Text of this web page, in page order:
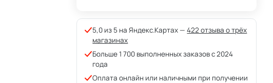
5,0 из 5 на Яндекс.Картах —422 отзыва о трёх
магазинах
Больше 1 700 выполненных заказов с 2024
года
Оплата онлайн или наличными при получении